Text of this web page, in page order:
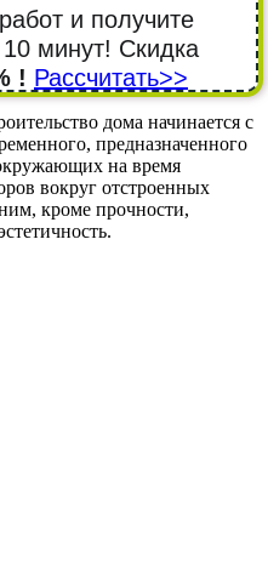
и получите
минут! Cкидка
! Рассчитать>>
дома начинается с
предназначенного
на время
вокруг отстроенных
кроме прочности,